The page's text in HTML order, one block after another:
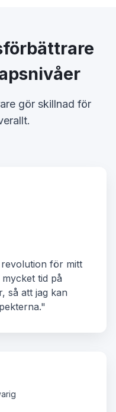
gör skillnad för
för mitt
tid på
så att jag kan